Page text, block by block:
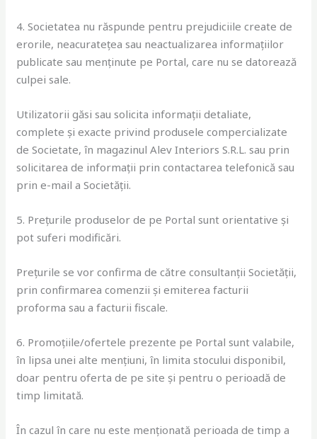
4. Societatea nu răspunde pentru prejudiciile create de
erorile, neacuratețea sau neactualizarea informațiilor
publicate sau menținute pe Portal, care nu se datorează
culpei sale.
Utilizatorii găsi sau solicita informații detaliate,
complete și exacte privind produsele compercializate
de Societate, în magazinul Alev Interiors S.R.L. sau prin
solicitarea de informații prin contactarea telefonică sau
prin e-mail a Societății.
5. Prețurile produselor de pe Portal sunt orientative și
pot suferi modificări.
Prețurile se vor confirma de către consultanții Societății,
prin confirmarea comenzii și emiterea facturii
proforma sau a facturii fiscale.
6. Promoțiile/ofertele prezente pe Portal sunt valabile,
în lipsa unei alte mențiuni, în limita stocului disponibil,
doar pentru oferta de pe site și pentru o perioadă de
timp limitată.
În cazul în care nu este menționată perioada de timp a